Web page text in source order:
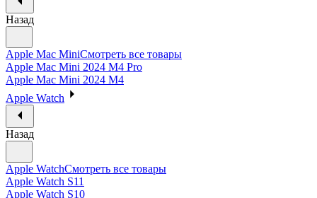
Назад
Apple Mac MiniСмотреть все товары
Apple Mac Mini 2024 M4 Pro
Apple Mac Mini 2024 M4
Apple Watch
Назад
Apple WatchСмотреть все товары
Apple Watch S11
Apple Watch S10